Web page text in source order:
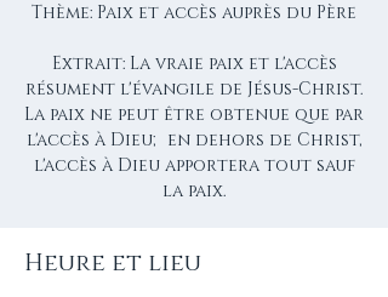
Thème: Paix et accès auprès du Père
Extrait: La vraie paix et l'accès
résument l'évangile de Jésus-Christ.
La paix ne peut être obtenue que par
l'accès à Dieu; en dehors de Christ,
l'accès à Dieu apportera tout sauf
Heure et lieu